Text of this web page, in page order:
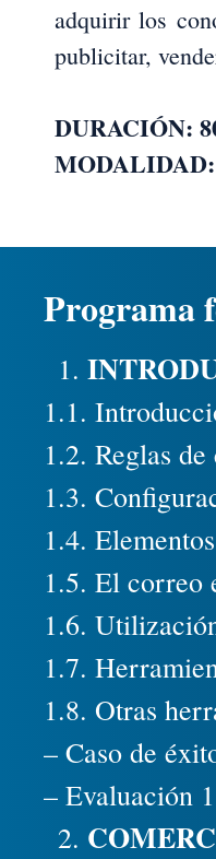
adquirir los
publicitar,
DURACIÓN:
Programa
1.1.
1.2. Reglas
1.3.
1.4.
1.5. El correo
1.6.
1.7.
1.8. Otras
– Caso de
– Evaluación 1